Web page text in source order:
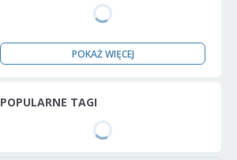
POKAŻ WIĘCEJ
POPULARNE TAGI